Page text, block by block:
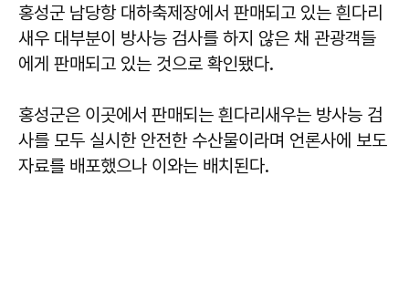
홍성군 남당항 대하축제장에서 판매되고 있는 흰다리
새우 대부분이 방사능 검사를 하지 않은 채 관광객들
에게 판매되고 있는 것으로 확인됐다.
홍성군은 이곳에서 판매되는 흰다리새우는 방사능 검
사를 모두 실시한 안전한 수산물이라며 언론사에 보도
자료를 배포했으나 이와는 배치된다.